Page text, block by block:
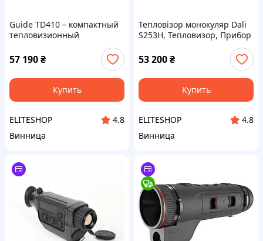
Guide TD410 – компактный
тепловизионный
монокуляр, который может
обнаруживать цель на
расстоянии до 1850 м.,
Тепловизор, Прибор
57 190₴
Купить
ELITESHOP
4.8
Винница
Тепловізор монокуляр Dali
S253H, Тепловизор, Прибор
53 200₴
Купить
ELITESHOP
4.8
Винница